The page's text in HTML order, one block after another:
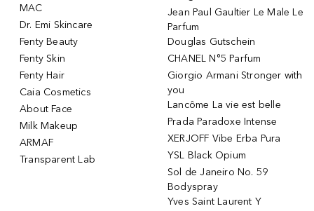
MAC
Dr. Emi Skincare
Fenty Beauty
Fenty Skin
Fenty Hair
Caia Cosmetics
About Face
Milk Makeup
ARMAF
Transparent Lab
Jean Paul Gaultier Le Male Le
Parfum
Douglas Gutschein
CHANEL N°5 Parfum
Giorgio Armani Stronger with
you
Lancôme La vie est belle
Prada Paradoxe Intense
XERJOFF Vibe Erba Pura
YSL Black Opium
Sol de Janeiro No. 59
Bodyspray
Yves Saint Laurent Y